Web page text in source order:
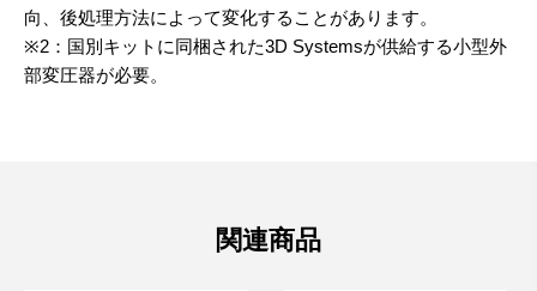
向、後処理方法によって変化することがあります。
※2：国別キットに同梱された3D Systemsが供給する小型外
部変圧器が必要。
関連商品